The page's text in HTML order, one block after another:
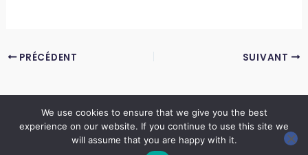
PRÉCÉDENT SUIVANT
Copyright © 2026 LES ANNALES DES MINES | Powered byThème WordPress Astra
We use cookies to ensure that we give you the best
experience on our website. If you continue to use this site we
will assume that you are happy with it.